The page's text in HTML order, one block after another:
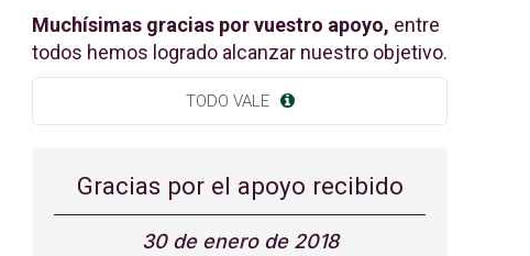
Muchísimas gracias por vuestro apoyo, entre
todos hemos logrado alcanzar nuestro objetivo.
TODO VALE
Gracias por el apoyo recibido
30 de enero de 2018